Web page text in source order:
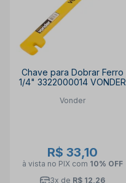
Chave para Dobrar Ferro
1/4" 3322000014 VONDER
Vonder
R$ 33,10
à vista no PIX com 10% OFF
3x de R$ 12,26